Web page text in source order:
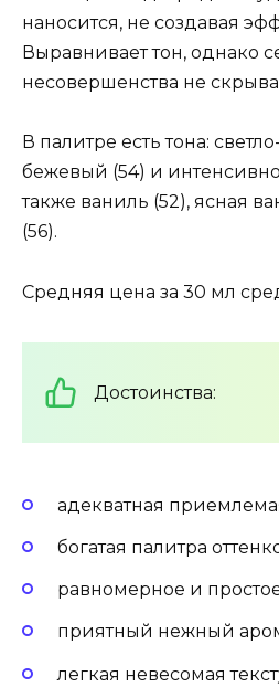
наносится, не создавая
Выравнивает тон, однако
несовершенства не
В палитре есть тона:
бежевый (54) и
также ваниль (52), ясная
(56).
Средняя цена за 30 мл
Достоинства:
адекватная
богатая палитра
равномерное и
приятный нежный
легкая невесомая